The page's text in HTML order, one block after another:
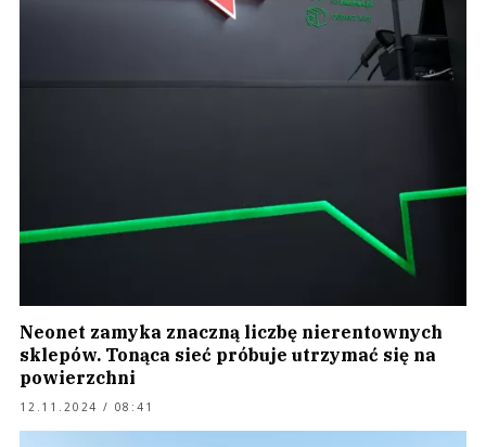
Neonet zamyka znaczną liczbę nierentownych
sklepów. Tonąca sieć próbuje utrzymać się na
powierzchni
12.11.2024 / 08:41